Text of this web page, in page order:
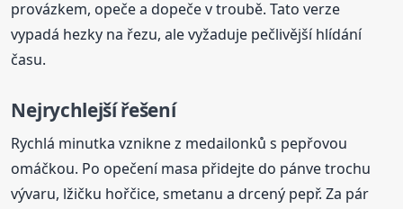
provázkem, opeče a dopeče v troubě. Tato verze
vypadá hezky na řezu, ale vyžaduje pečlivější hlídání
času.
Nejrychlejší řešení
Rychlá minutka vznikne z medailonků s pepřovou
omáčkou. Po opečení masa přidejte do pánve trochu
vývaru, lžičku hořčice, smetanu a drcený pepř. Za pár